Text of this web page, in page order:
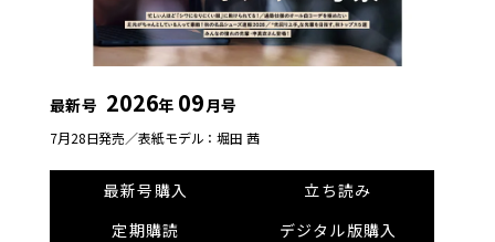
最新号 2026年 09月号
7月28日発売／表紙モデル：堀田 茜
最新号購入
立ち読み
定期購読
デジタル版購入